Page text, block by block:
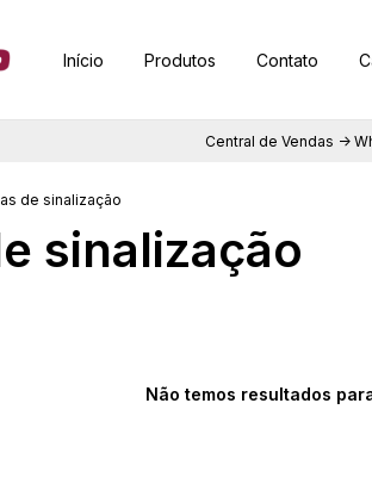
Início Produtos Contato
Central de Vendas ->
de sinalização
sinalização
Não temos resultados